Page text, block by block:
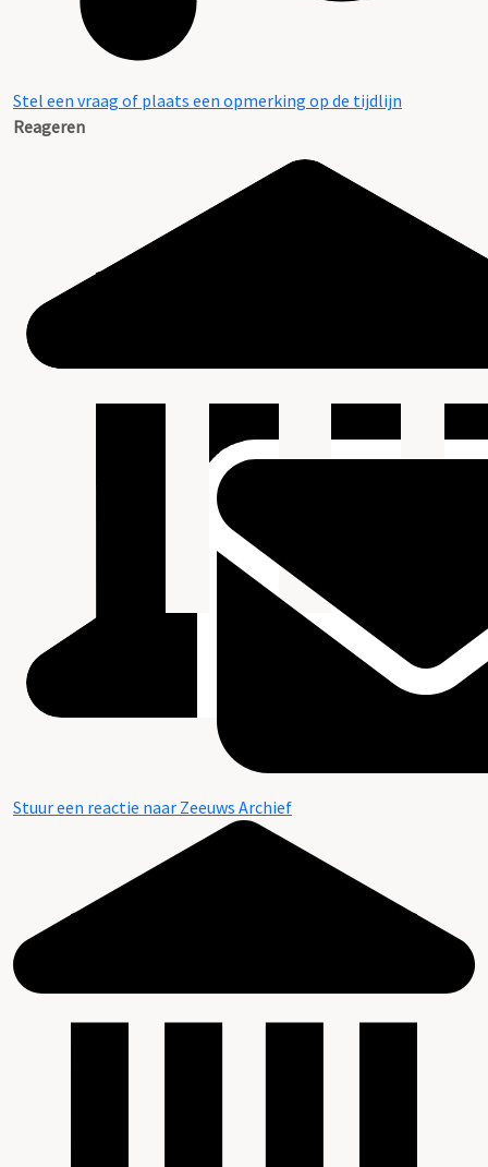
Stel een vraag of plaats een opmerking op de tijdlijn
Reageren
Stuur een reactie naar Zeeuws Archief